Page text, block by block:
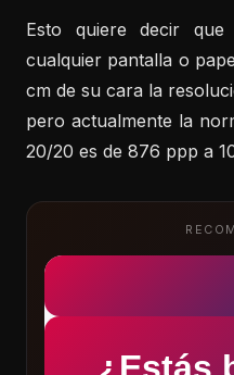
Esto quiere decir
cualquier pantalla o
cm de su cara la
pero actualmente la
20/20 es de 876 ppp a